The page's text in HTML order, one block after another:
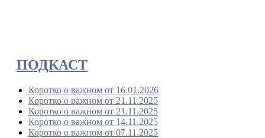
ПОДКАСТ
Коротко о важном от 16.01.2026
Коротко о важном от 21.11.2025
Коротко о важном от 21.11.2025
Коротко о важном от 14.11.2025
Коротко о важном от 07.11.2025